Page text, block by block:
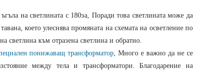
на светлината с 180за, Поради това светлината може да
което улеснява промяната на схемата на осветление по
светлина към отразена светлина и обратно.
понижаващ трансформатор, Много е важно да не се
между тела и трансформатори. Благодарение на